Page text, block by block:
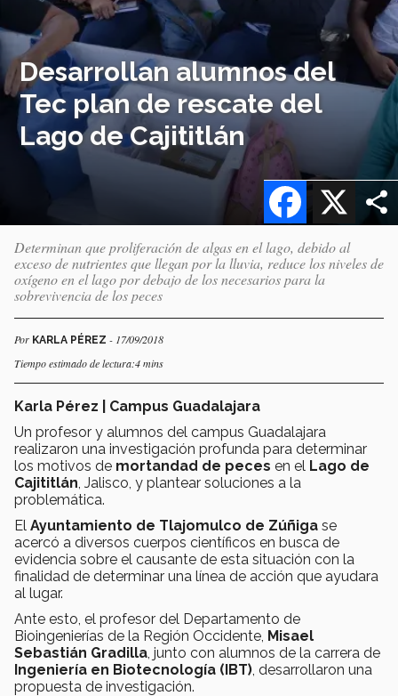
Desarrollan alumnos del
Tec plan de rescate del
Lago de Cajititlán
X
Facebook
Determinan que proliferación de algas en el lago, debido al
exceso de nutrientes que llegan por la lluvia, reduce los niveles de
oxígeno en el lago por debajo de los necesarios para la
sobrevivencia de los peces
Por KARLA PÉREZ - 17/09/2018
Tiempo estimado de lectura:4 mins
Karla Pérez | Campus Guadalajara
Un profesor y alumnos del campus Guadalajara
realizaron una investigación profunda para determinar
los motivos de mortandad de peces en el Lago de
Cajititlán , Jalisco, y plantear soluciones a la
problemática.
El Ayuntamiento de Tlajomulco de Zúñiga se
acercó a diversos cuerpos científicos en busca de
evidencia sobre el causante de esta situación con la
finalidad de determinar una línea de acción que ayudara
al lugar.
Ante esto, el profesor del Departamento de
Bioingenierías de la Región Occidente, Misael
Sebastián Gradilla , junto con alumnos de la carrera de
Ingeniería en Biotecnología (IBT) , desarrollaron una
propuesta de investigación.